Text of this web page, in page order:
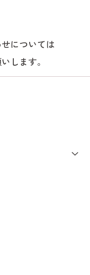
択お願いします。
については
します。